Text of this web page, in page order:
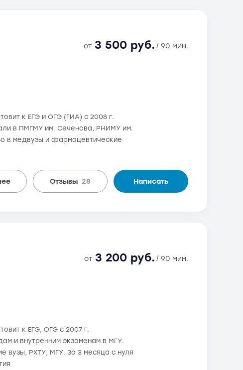
от 3 500 руб. / 90 мин.
к ЕГЭ и ОГЭ (ГИА) с 2008 г.
в ПМГМУ им. Сеченова, РНИМУ им.
в медвузы и фармацевтические
Отзывы 28 Написать
от 3 200 руб. / 90 мин.
к ЕГЭ, ОГЭ с 2007 г.
и внутренним экзаменам в МГУ.
вузы, РХТУ, МГУ. За 3 месяца с нуля